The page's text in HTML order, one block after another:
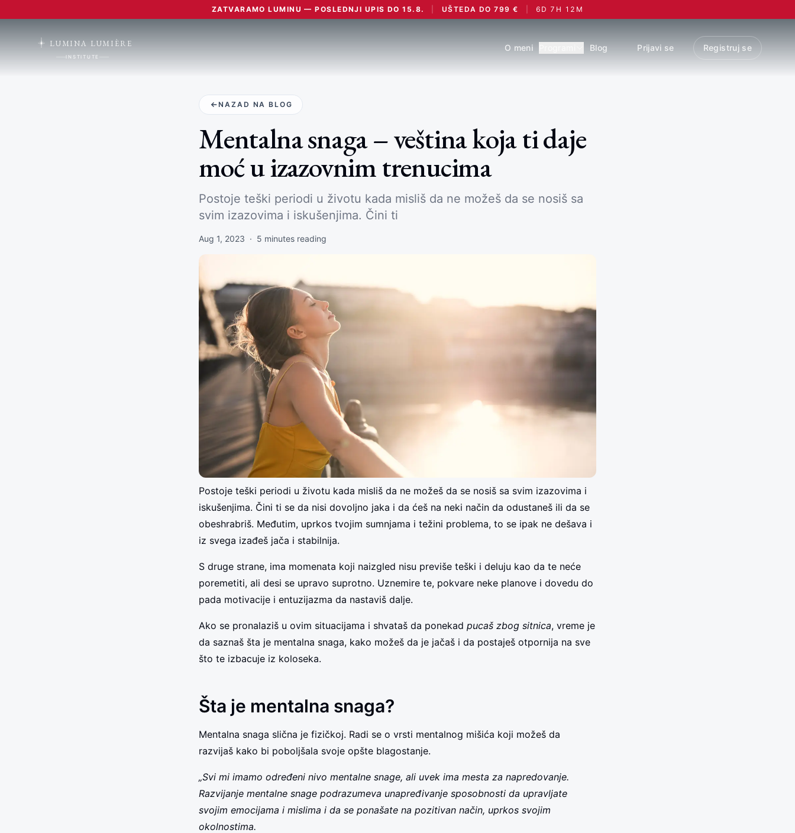
ZATVARAMO LUMINU — POSLEDNJI UPIS DO 15.8. UŠTEDA DO799 € 6 D 7 H 12 M
LUMINA LUMIÈRE
INSTITUTE
O meni Blog Prijavi se Registruj se
NAZAD NA BLOG
Mentalna snaga – veština koja ti daje
moć u izazovnim trenucima
Postoje teški periodi u životu kada misliš da ne možeš da se nosiš sa
svim izazovima i iskušenjima. Čini ti
Aug 1, 2023 · 5 minutes reading
Postoje teški periodi u životu kada misliš da ne možeš da se nosiš sa svim izazovima i
iskušenjima. Čini ti se da nisi dovoljno jaka i da ćeš na neki način da odustaneš ili da se
obeshrabriš. Međutim, uprkos tvojim sumnjama i težini problema, to se ipak ne dešava i
iz svega izađeš jača i stabilnija.
S druge strane, ima momenata koji naizgled nisu previše teški i deluju kao da te neće
poremetiti, ali desi se upravo suprotno. Uznemire te, pokvare neke planove i dovedu do
pada motivacije i entuzijazma da nastaviš dalje.
Ako se pronalaziš u ovim situacijama i shvataš da ponekad pucaš zbog sitnica, vreme je
da saznaš šta je mentalna snaga, kako možeš da je jačaš i da postaješ otpornija na sve
što te izbacuje iz koloseka.
Šta je mentalna snaga?
Mentalna snaga slična je fizičkoj. Radi se o vrsti mentalnog mišića koji možeš da
razvijaš kako bi poboljšala svoje opšte blagostanje.
„Svi mi imamo određeni nivo mentalne snage, ali uvek ima mesta za napredovanje.
Razvijanje mentalne snage podrazumeva unapređivanje sposobnosti da upravljate
svojim emocijama i mislima i da se ponašate na pozitivan način, uprkos svojim
okolnostima.